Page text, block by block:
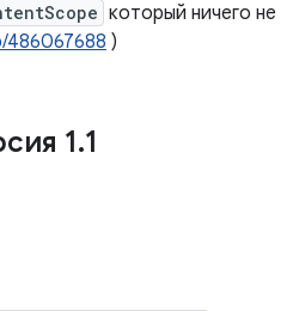
который ничего не
486067688 )
1.1